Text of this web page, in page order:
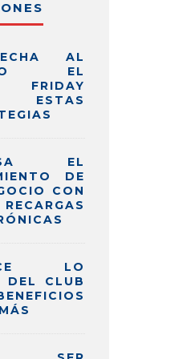
AL
EL
FRIDAY
ESTAS
EL
DE
CON
LO
DEL CLUB